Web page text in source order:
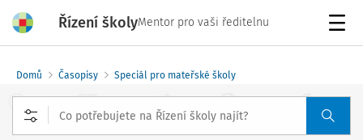
Řízení školyMentor pro vaši ředitelnu
Domů Časopisy Speciál pro mateřské školy